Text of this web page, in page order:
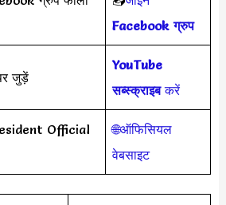
Facebook ग्रुप
जुड़ें
YouTube
सब्स्क्राइबकरें
Official
🌐ऑफिसियल
वेबसाइट